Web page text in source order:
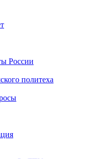
России
политеха